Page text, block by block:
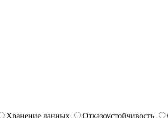
Хранение данных Отказоустойчивость